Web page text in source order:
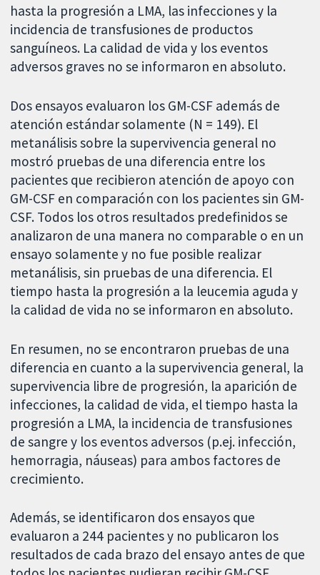
hasta la progresión a LMA, las infecciones y la
incidencia de transfusiones de productos
sanguíneos. La calidad de vida y los eventos
adversos graves no se informaron en absoluto.
Dos ensayos evaluaron los GM-CSF además de
atención estándar solamente (N = 149). El
metanálisis sobre la supervivencia general no
mostró pruebas de una diferencia entre los
pacientes que recibieron atención de apoyo con
GM-CSF en comparación con los pacientes sin GM-
CSF. Todos los otros resultados predefinidos se
analizaron de una manera no comparable o en un
ensayo solamente y no fue posible realizar
metanálisis, sin pruebas de una diferencia. El
tiempo hasta la progresión a la leucemia aguda y
la calidad de vida no se informaron en absoluto.
En resumen, no se encontraron pruebas de una
diferencia en cuanto a la supervivencia general, la
supervivencia libre de progresión, la aparición de
infecciones, la calidad de vida, el tiempo hasta la
progresión a LMA, la incidencia de transfusiones
de sangre y los eventos adversos (p.ej. infección,
hemorragia, náuseas) para ambos factores de
crecimiento.
Además, se identificaron dos ensayos que
evaluaron a 244 pacientes y no publicaron los
resultados de cada brazo del ensayo antes de que